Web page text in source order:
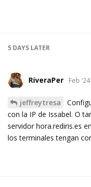
5 DAYS LATER
RiveraPer Feb '24
jeffreytresa
con la IP de Issabel. O
servidor hora.rediris.es
los terminales tengan